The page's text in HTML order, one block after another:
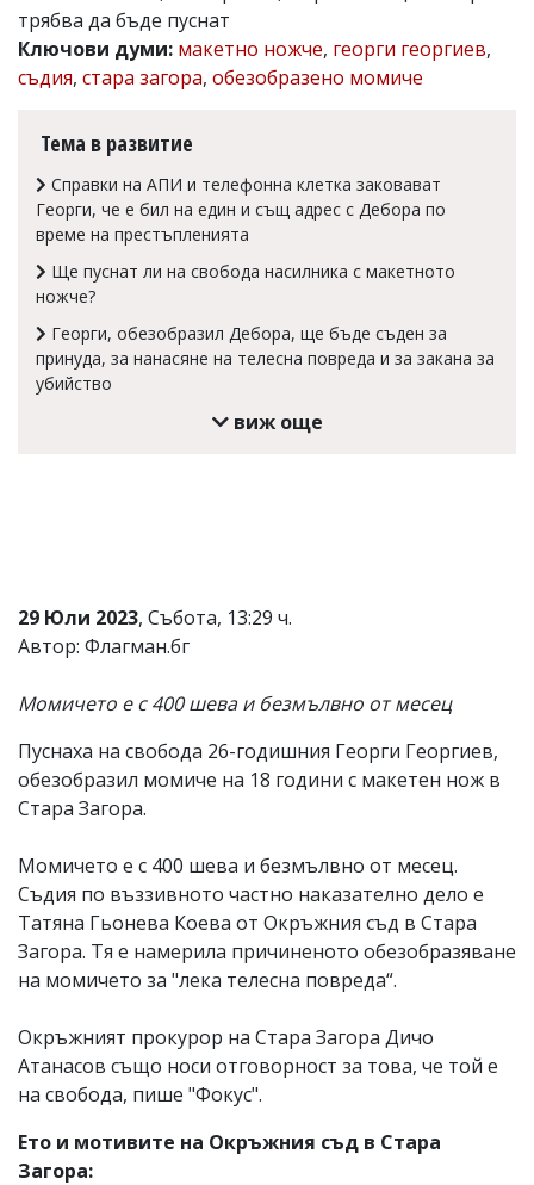
Коментарите
под
се
читателите
редакцията
носи
отговорност
тях!
Ако
откриете
обиден
трябва да бъде пуснат
Ключови думи: макетно ножче, георги георгиев,
съдия, стара загора, обезобразено момиче
Тема в развитие
Справки на АПИ и телефонна клетка заковават
Георги, че е бил на един и същ адрес с Дебора по
време на престъпленията
Ще пуснат ли на свобода насилника с макетното
ножче?
Георги, обезобразил Дебора, ще бъде съден за
принуда, за нанасяне на телесна повреда и за закана за
убийство
виж още
29 Юли 2023, Събота, 13:29 ч.
Автор: Флагман.бг
Момичето е с 400 шева и безмълвно от месец
Пуснаха на свобода 26-годишния Георги Георгиев,
обезобразил момиче на 18 години с макетен нож в
Стара Загора.
Момичето е с 400 шева и безмълвно от месец.
Съдия по въззивното частно наказателно дело е
Татяна Гьонева Коева от Окръжния съд в Стара
Загора. Тя е намерила причиненото обезобразяване
на момичето за "лека телесна повреда“.
Окръжният прокурор на Стара Загора Дичо
Атанасов също носи отговорност за това, че той е
на свобода, пише "Фокус".
Ето и мотивите на Окръжния съд в Стара
Загора: